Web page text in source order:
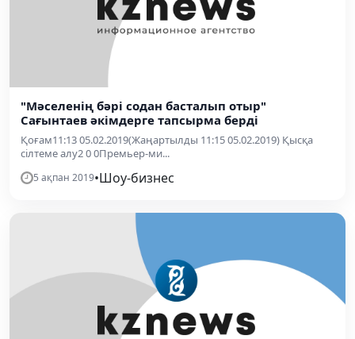
"Мәселенің бәрі содан басталып отыр"
Сағынтаев әкімдерге тапсырма берді
Қоғам11:13 05.02.2019(Жаңартылды 11:15 05.02.2019) Қысқа
сілтеме алу2 0 0Премьер-ми...
5 ақпан 2019•Шоу-бизнес